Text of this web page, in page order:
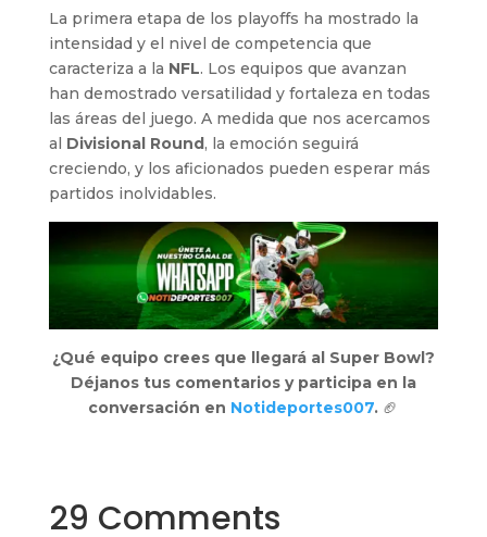
La primera etapa de los playoffs ha mostrado la
intensidad y el nivel de competencia que
caracteriza a la NFL. Los equipos que avanzan
han demostrado versatilidad y fortaleza en todas
las áreas del juego. A medida que nos acercamos
al Divisional Round, la emoción seguirá
creciendo, y los aficionados pueden esperar más
partidos inolvidables.
¿Qué equipo crees que llegará al Super Bowl?
Déjanos tus comentarios y participa en la
conversación en Notideportes007. 🏈
29 Comments